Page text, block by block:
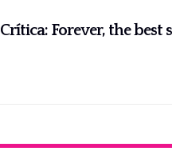
Crítica: Forever, the